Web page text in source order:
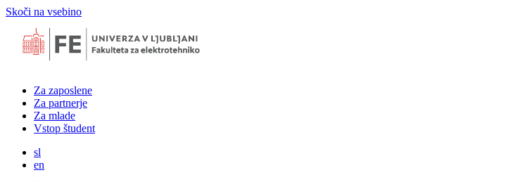
Skoči na vsebino
Za zaposlene
Za partnerje
Za mlade
Vstop študent
sl
en